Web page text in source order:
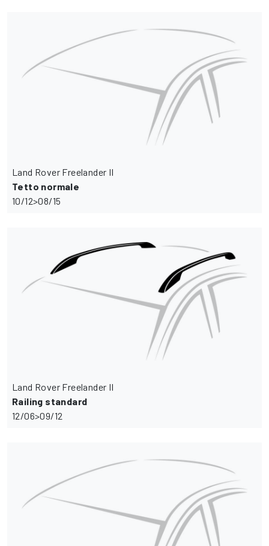
Land Rover Freelander II
Tetto normale
10/12>08/15
Land Rover Freelander II
Railing standard
12/06>09/12